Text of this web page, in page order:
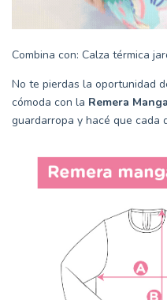
Combina con: Calza térmica
No te pierdas la oportunidad
cómoda con la Remera
guardarropa y hacé que cada